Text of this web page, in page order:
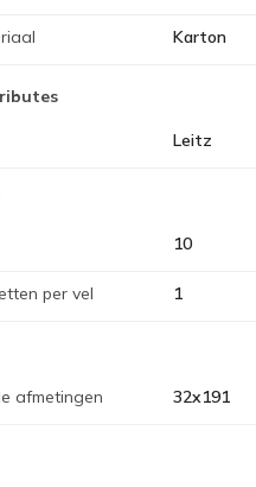
Karton
Leitz
10
per vel 1
afmetingen 32x191